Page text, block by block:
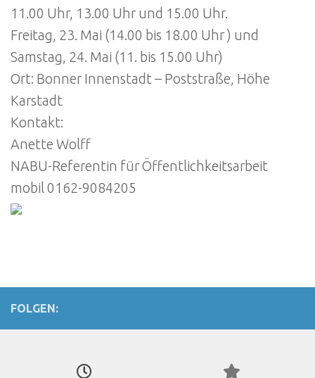
11.00 Uhr, 13.00 Uhr und 15.00 Uhr.
Freitag, 23. Mai (14.00 bis 18.00 Uhr ) und
Samstag, 24. Mai (11. bis 15.00 Uhr)
Ort: Bonner Innenstadt – Poststraße, Höhe
Karstadt
Kontakt:
Anette Wolff
NABU-Referentin für Öffentlichkeitsarbeit
mobil 0162-9084205
FOLGEN: